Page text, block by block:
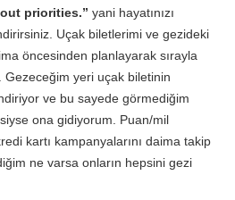
priorities.” yani hayatınızı
Uçak biletlerimi ve gezideki
öncesinden planlayarak sırayla
yeri uçak biletinin
ve bu sayede görmediğim
ona gidiyorum. Puan/mil
kartı kampanyalarını daima takip
ne varsa onların hepsini gezi